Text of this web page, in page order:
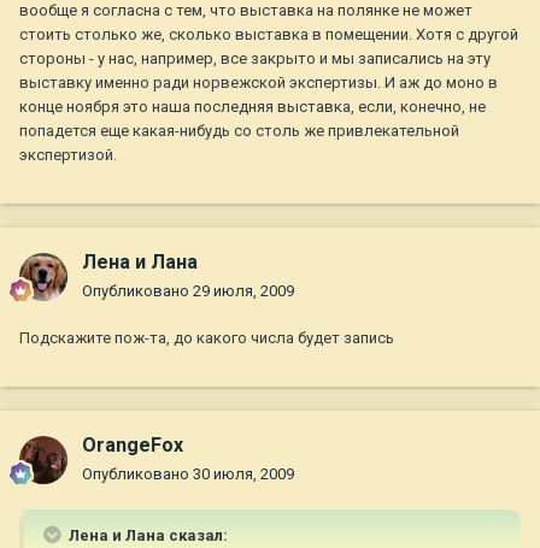
вообще я согласна с тем, что выставка на полянке не может
стоить столько же, сколько выставка в помещении. Хотя с другой
стороны - у нас, например, все закрыто и мы записались на эту
выставку именно ради норвежской экспертизы. И аж до моно в
конце ноября это наша последняя выставка, если, конечно, не
попадется еще какая-нибудь со столь же привлекательной
экспертизой.
Лена и Лана
Опубликовано 29 июля, 2009
Подскажите пож-та, до какого числа будет запись
OrangeFox
Опубликовано 30 июля, 2009
Лена и Лана сказал: